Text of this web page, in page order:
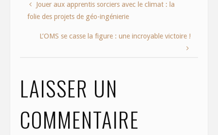
b
o
d
o
n
l
e
Jouer aux apprentis sorciers avec le climat : la
folie des projets de géo-ingénierie
L’OMS se casse la figure : une incroyable victoire !
LAISSER UN
COMMENTAIRE